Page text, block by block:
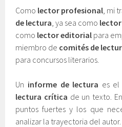
Como lector profesional , mi
de lectura , ya sea como
como lector editorial para
miembro de comités de
para concursos literarios.
Un informe de lectura es el
lectura crítica de un texto.
puntos fuertes y los que
analizar la trayectoria del autor.